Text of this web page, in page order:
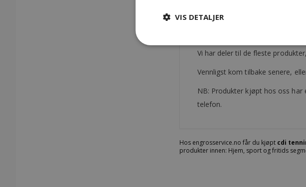
bildegalleri
Vi har deler til de fleste
Vennligst kom tilbake senere,
NB: Produkter kjøpt hos oss har
telefon.
Hos engrosservice.no får du kjøpt cdi
produkter innen: Hjem, sport og fritids
VIS DETALJER